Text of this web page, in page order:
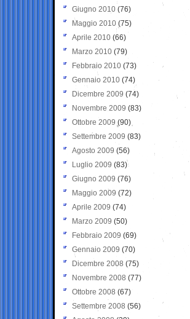
Giugno 2010 (76)
Maggio 2010 (75)
Aprile 2010 (66)
Marzo 2010 (79)
Febbraio 2010 (73)
Gennaio 2010 (74)
Dicembre 2009 (74)
Novembre 2009 (83)
Ottobre 2009 (90)
Settembre 2009 (83)
Agosto 2009 (56)
Luglio 2009 (83)
Giugno 2009 (76)
Maggio 2009 (72)
Aprile 2009 (74)
Marzo 2009 (50)
Febbraio 2009 (69)
Gennaio 2009 (70)
Dicembre 2008 (75)
Novembre 2008 (77)
Ottobre 2008 (67)
Settembre 2008 (56)